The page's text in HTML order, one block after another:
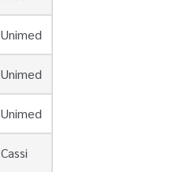
Unimed
Unimed
Unimed
Cassi